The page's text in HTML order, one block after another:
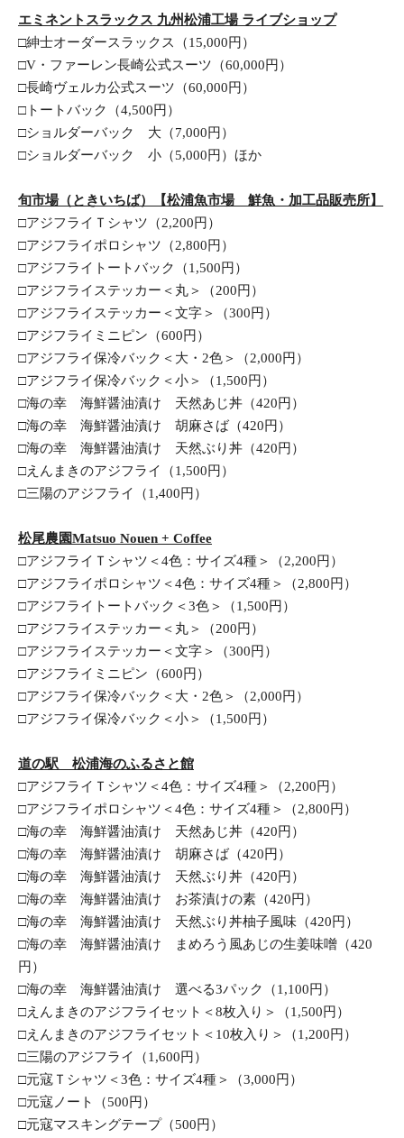
エミネントスラックス 九州松浦工場 ライブショップ
□紳士オーダースラックス（15,000円）
□V・ファーレン長崎公式スーツ（60,000円）
□長崎ヴェルカ公式スーツ（60,000円）
□トートバック（4,500円）
□ショルダーバック　大（7,000円）
□ショルダーバック　小（5,000円）ほか
旬市場（ときいちば）【松浦魚市場　鮮魚・加工品販売所】
□アジフライＴシャツ（2,200円）
□アジフライポロシャツ（2,800円）
□アジフライトートバック（1,500円）
□アジフライステッカー＜丸＞（200円）
□アジフライステッカー＜文字＞（300円）
□アジフライミニピン（600円）
□アジフライ保冷バック＜大・2色＞（2,000円）
□アジフライ保冷バック＜小＞（1,500円）
□海の幸　海鮮醤油漬け　天然あじ丼（420円）
□海の幸　海鮮醤油漬け　胡麻さば（420円）
□海の幸　海鮮醤油漬け　天然ぶり丼（420円）
□えんまきのアジフライ（1,500円）
□三陽のアジフライ（1,400円）
松尾農園Matsuo Nouen + Coffee
□アジフライＴシャツ＜4色：サイズ4種＞（2,200円）
□アジフライポロシャツ＜4色：サイズ4種＞（2,800円）
□アジフライトートバック＜3色＞（1,500円）
□アジフライステッカー＜丸＞（200円）
□アジフライステッカー＜文字＞（300円）
□アジフライミニピン（600円）
□アジフライ保冷バック＜大・2色＞（2,000円）
□アジフライ保冷バック＜小＞（1,500円）
道の駅　松浦海のふるさと館
□アジフライＴシャツ＜4色：サイズ4種＞（2,200円）
□アジフライポロシャツ＜4色：サイズ4種＞（2,800円）
□海の幸　海鮮醤油漬け　天然あじ丼（420円）
□海の幸　海鮮醤油漬け　胡麻さば（420円）
□海の幸　海鮮醤油漬け　天然ぶり丼（420円）
□海の幸　海鮮醤油漬け　お茶漬けの素（420円）
□海の幸　海鮮醤油漬け　天然ぶり丼柚子風味（420円）
□海の幸　海鮮醤油漬け　まめろう風あじの生姜味噌（420
円）
□海の幸　海鮮醤油漬け　選べる3パック（1,100円）
□えんまきのアジフライセット＜8枚入り＞（1,500円）
□えんまきのアジフライセット＜10枚入り＞（1,200円）
□三陽のアジフライ（1,600円）
□元寇Ｔシャツ＜3色：サイズ4種＞（3,000円）
□元寇ノート（500円）
□元寇マスキングテープ（500円）